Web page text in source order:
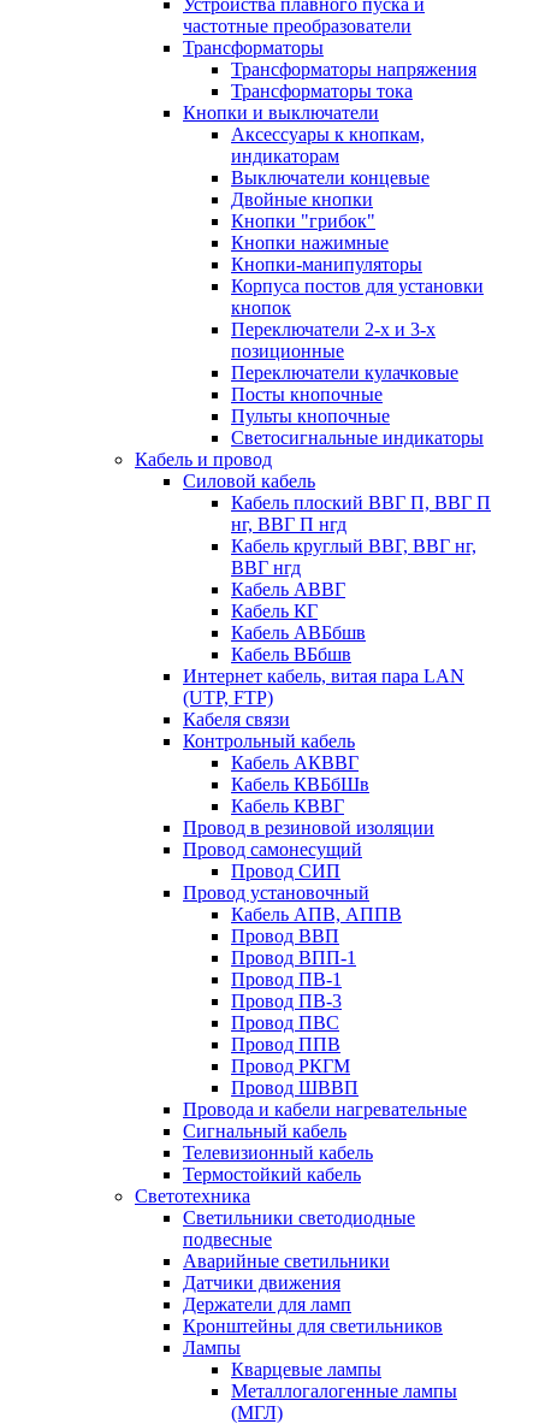
Устройства плавного пуска и
частотные преобразователи
Трансформаторы
Трансформаторы напряжения
Трансформаторы тока
Кнопки и выключатели
Аксессуары к кнопкам,
индикаторам
Выключатели концевые
Двойные кнопки
Кнопки "грибок"
Кнопки нажимные
Кнопки-манипуляторы
Корпуса постов для установки
кнопок
Переключатели 2-х и 3-х
позиционные
Переключатели кулачковые
Посты кнопочные
Пульты кнопочные
Светосигнальные индикаторы
Кабель и провод
Силовой кабель
Кабель плоский ВВГ П, ВВГ П
нг, ВВГ П нгд
Кабель круглый ВВГ, ВВГ нг,
ВВГ нгд
Кабель АВВГ
Кабель КГ
Кабель АВБбшв
Кабель ВБбшв
Интернет кабель, витая пара LAN
(UTP, FTP)
Кабеля связи
Контрольный кабель
Кабель АКВВГ
Кабель КВБбШв
Кабель КВВГ
Провод в резиновой изоляции
Провод самонесущий
Провод СИП
Провод установочный
Кабель АПВ, АППВ
Провод ВВП
Провод ВПП-1
Провод ПВ-1
Провод ПВ-3
Провод ПВС
Провод ППВ
Провод РКГМ
Провод ШВВП
Провода и кабели нагревательные
Сигнальный кабель
Телевизионный кабель
Термостойкий кабель
Светотехника
Cветильники светодиодные
подвесные
Аварийные светильники
Датчики движения
Держатели для ламп
Кронштейны для светильников
Лампы
Кварцевые лампы
Металлогалогенные лампы
(МГЛ)